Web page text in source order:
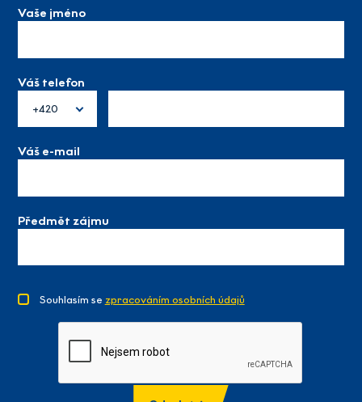
Vaše jméno
Váš telefon
+420
Váš e-mail
Předmět zájmu
Souhlasím se zpracováním osobních údajů